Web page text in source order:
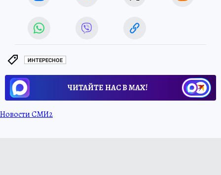
ИНТЕРЕСНОЕ
ЧИТАЙТЕ НАС В МАХ!
Новости СМИ2